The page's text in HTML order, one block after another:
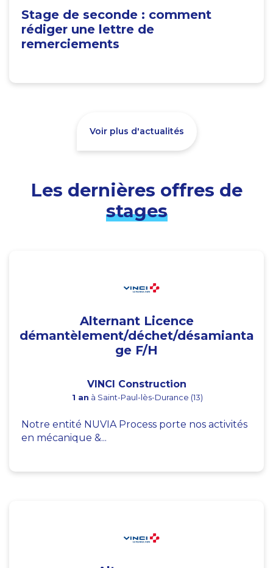
Stage de seconde : comment
rédiger une lettre de
remerciements
Voir plus d'actualités
Les dernières offres de
stages
Alternant Licence
démantèlement/déchet/désamianta
ge F/H
VINCI Construction
1 an à Saint-Paul-lès-Durance (13)
Notre entité NUVIA Process porte nos activités
en mécanique &...